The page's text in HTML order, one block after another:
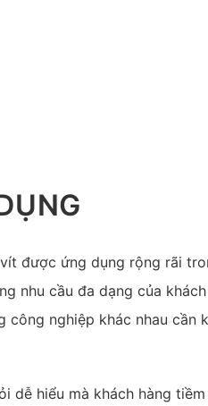
được ứng dụng rộng rãi
nhu cầu đa dạng của
nghiệp khác nhau cần
dễ hiểu mà khách hàng